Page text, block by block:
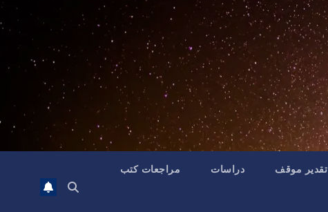
تقدير موقف دراسات مراجعات كتب